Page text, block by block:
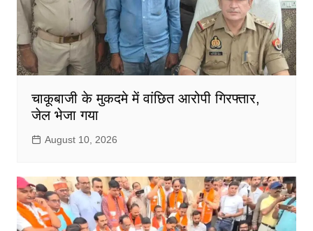
चाकूबाजी के मुकदमे में वांछित आरोपी गिरफ्तार,
जेल भेजा गया
August 10, 2026